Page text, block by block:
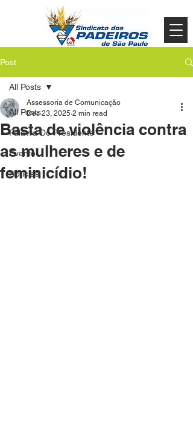
Post
All Posts
Palavra Do Presidente
Evento
Noticias
All Posts
Basta de violência contra
as mulheres e de
feminicídio!
Assessoria de Comunicação
Dec 23, 2025 2 min read